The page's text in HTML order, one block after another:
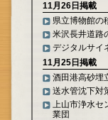
11月26日掲載
県立博物館
米沢長井道
デジタルサ
11月25日掲載
酒田港高砂
送水管沈下
上山市浄水
業団